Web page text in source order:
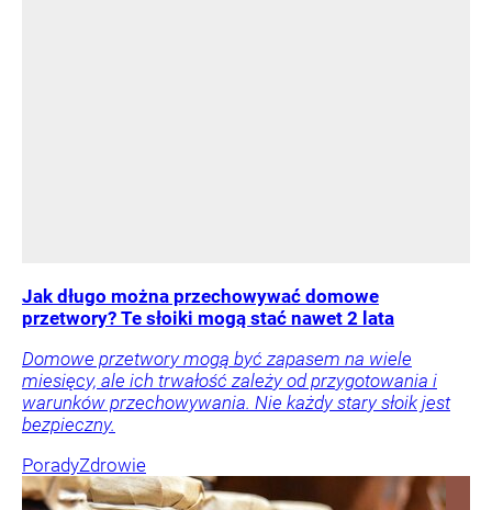
Jak długo można przechowywać domowe
przetwory? Te słoiki mogą stać nawet 2 lata
Domowe przetwory mogą być zapasem na wiele
miesięcy, ale ich trwałość zależy od przygotowania i
warunków przechowywania. Nie każdy stary słoik jest
bezpieczny.
PoradyZdrowie